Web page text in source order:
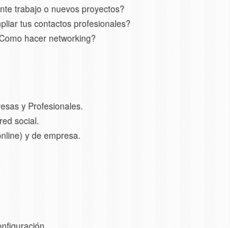
trabajo o nuevos proyectos?
tus contactos profesionales?
hacer networking?
y Profesionales.
social.
y de empresa.